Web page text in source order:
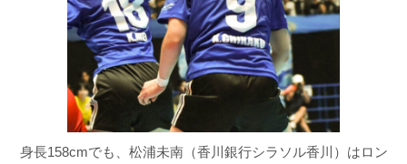
身長158cmでも、松浦未南（香川銀行シラソル香川）はロン